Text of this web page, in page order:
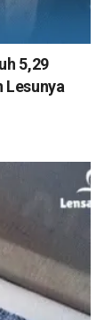
5,29
Lesunya